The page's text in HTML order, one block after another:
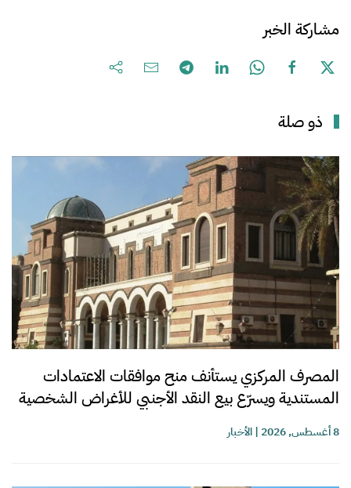
مشاركة الخبر
ذو صلة
المصرف المركزي يستأنف منح موافقات الاعتمادات
المستندية ويسرّع بيع النقد الأجنبي للأغراض الشخصية
8 أغسطس, 2026 |الأخبار